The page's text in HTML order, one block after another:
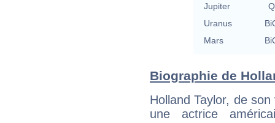
Jupiter
Uranus
Mars
Biographie de
Holland Taylor, de
une actrice